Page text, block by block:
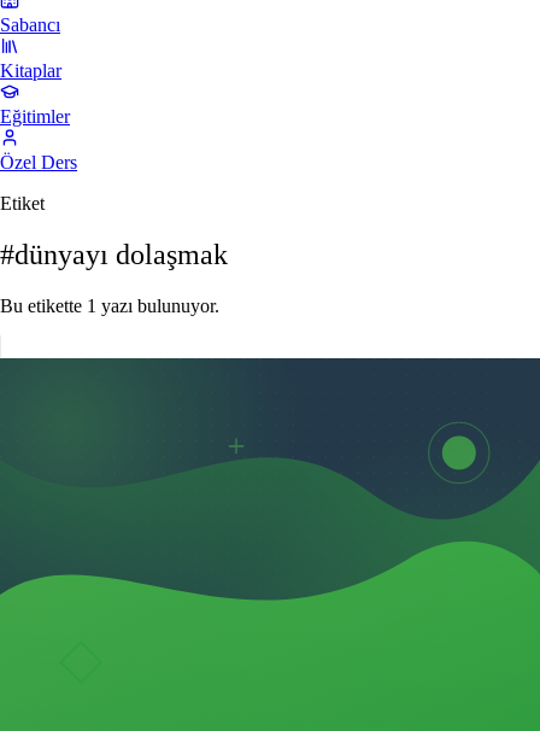
Sabancı
Kitaplar
Eğitimler
Özel Ders
Etiket
#dünyayı dolaşmak
Bu etikette 1 yazı bulunuyor.